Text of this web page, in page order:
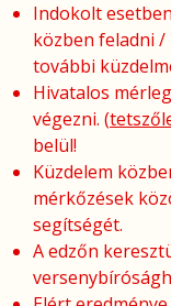
Indokolt
közben feladni /
további
Hivatalos
végezni. (
belül!
Küzdelem
mérkőzések
segítségét.
A edzőn